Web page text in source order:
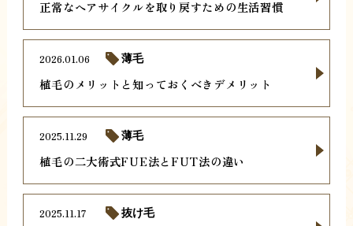
正常なヘアサイクルを取り戻すための生活習慣
植毛のメリットと知っておくべきデメリット
2026.01.06 薄毛
植毛の二大術式FUE法とFUT法の違い
2025.11.29 薄毛
2025.11.17 抜け毛